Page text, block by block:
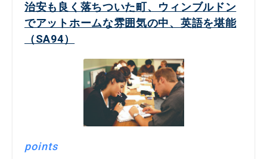
治安も良く落ちついた町、ウィンブルドン
でアットホームな雰囲気の中、英語を堪能
（SA94）
points